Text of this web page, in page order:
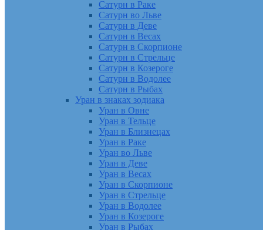
Сатурн в Раке
Сатурн во Льве
Сатурн в Деве
Сатурн в Весах
Сатурн в Скорпионе
Сатурн в Стрельце
Сатурн в Козероге
Сатурн в Водолее
Сатурн в Рыбах
Уран в знаках зодиака
Уран в Овне
Уран в Тельце
Уран в Близнецах
Уран в Раке
Уран во Льве
Уран в Деве
Уран в Весах
Уран в Скорпионе
Уран в Стрельце
Уран в Водолее
Уран в Козероге
Уран в Рыбах